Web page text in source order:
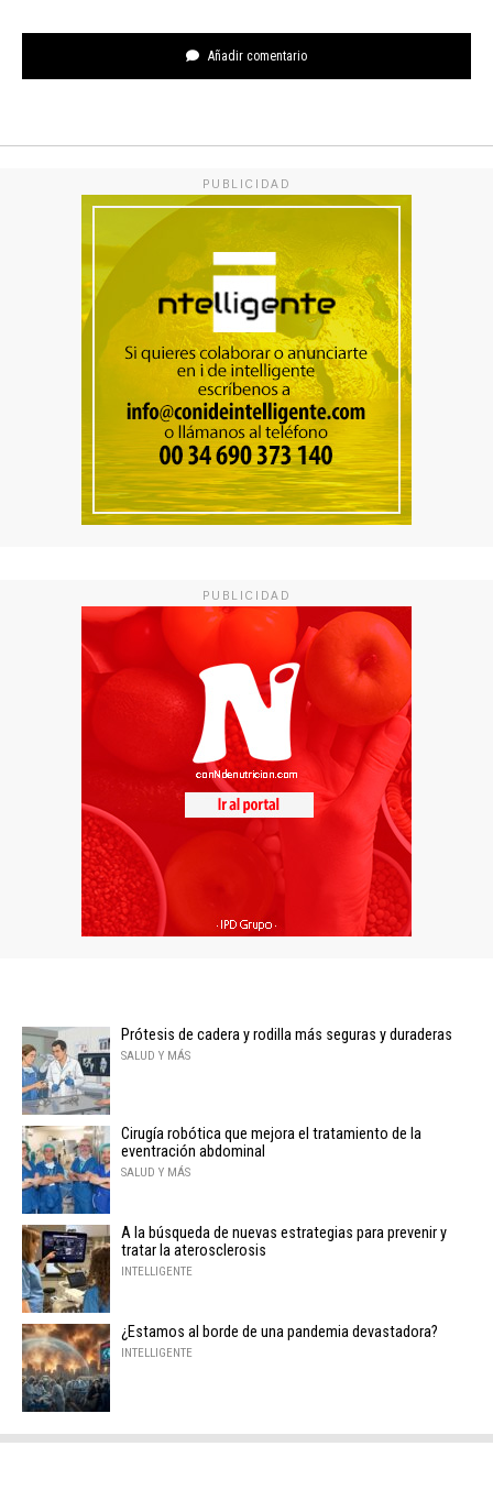
Añadir comentario
PUBLICIDAD
PUBLICIDAD
Prótesis de cadera y rodilla más seguras y duraderas
SALUD Y MÁS
Cirugía robótica que mejora el tratamiento de la
eventración abdominal
SALUD Y MÁS
A la búsqueda de nuevas estrategias para prevenir y
tratar la aterosclerosis
INTELLIGENTE
¿Estamos al borde de una pandemia devastadora?
INTELLIGENTE